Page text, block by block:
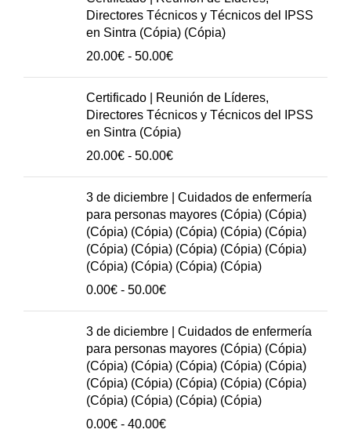
Directores Técnicos y Técnicos del IPSS
en Sintra (Cópia) (Cópia)
20.00€ - 50.00€Rango
precios:
20.00€
hasta
50.00€
Certificado | Reunión de Líderes,
Directores Técnicos y Técnicos del IPSS
en Sintra (Cópia)
20.00€ - 50.00€Rango
precios:
20.00€
hasta
50.00€
3 de diciembre | Cuidados de enfermería
para personas mayores (Cópia) (Cópia)
(Cópia) (Cópia) (Cópia) (Cópia) (Cópia)
(Cópia) (Cópia) (Cópia) (Cópia) (Cópia)
(Cópia) (Cópia) (Cópia) (Cópia)
0.00€ - 50.00€Rango
precios:
0.00€
hasta
50.00€
3 de diciembre | Cuidados de enfermería
para personas mayores (Cópia) (Cópia)
(Cópia) (Cópia) (Cópia) (Cópia) (Cópia)
(Cópia) (Cópia) (Cópia) (Cópia) (Cópia)
(Cópia) (Cópia) (Cópia) (Cópia)
0.00€ - 40.00€Rango